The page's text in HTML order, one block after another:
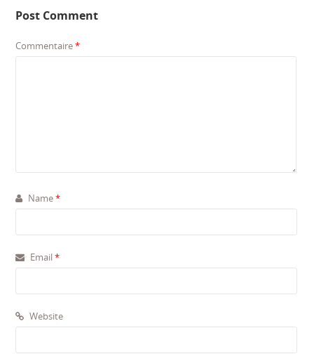
Post Comment
Commentaire*
Name*
Email*
Website